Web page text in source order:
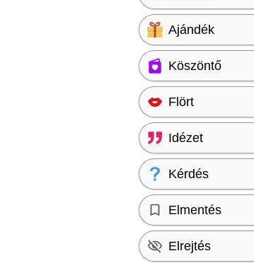
Ajándék
Köszöntő
Flört
Idézet
Kérdés
Elmentés
Elrejtés